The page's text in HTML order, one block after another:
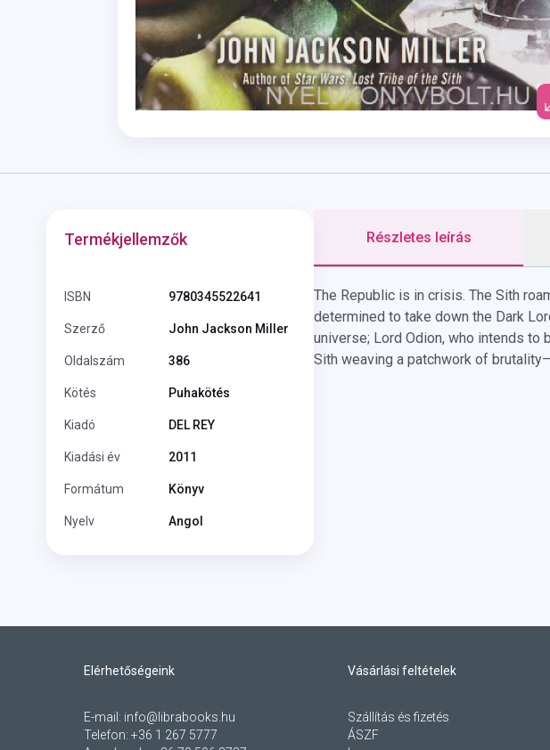
Termékjellemzők
ISBN 9780345522641
Szerző John Jackson Miller
Oldalszám 386
Kötés Puhakötés
Kiadó DEL REY
Kiadási év 2011
Formátum Könyv
Nyelv Angol
Részletes leírás
The Republic is in crisis. The Sith
determined to take down the Dark
universe; Lord Odion, who intends to
Sith weaving a patchwork of
Elérhetőségeink
E-mail: info@librabooks.hu
Telefon: +36 1 267 5777
Vásárlási feltételek
Szállítás és fizetés
ÁSZF